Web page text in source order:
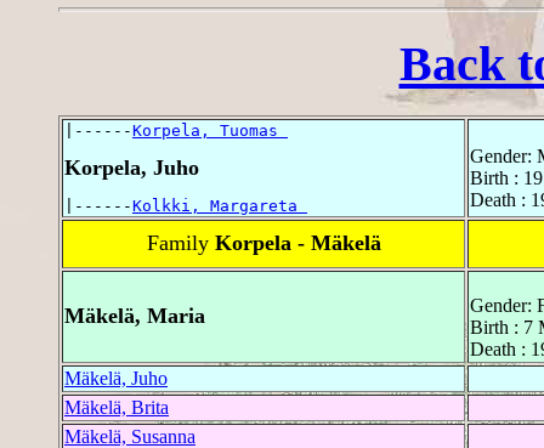
Back
|------Korpela, Tuomas
Korpela, Juho
|------Kolkki, Margareta
Gender:
Birth :
Death :
Family Korpela - Mäkelä
Mäkelä, Maria
Gender:
Birth : 7
Death :
Mäkelä, Juho
Mäkelä, Brita
Mäkelä, Susanna